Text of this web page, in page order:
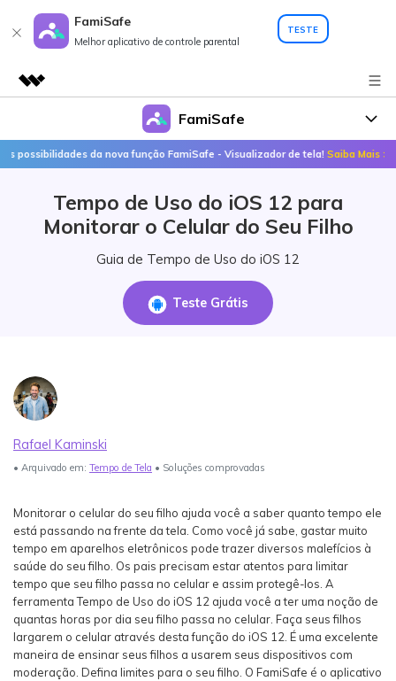
FamiSafe
Melhor aplicativo de controle parental
TESTE
Produtos em destaque
Criatividade digital com IA generativa
Negócios
Visão geral
Soluções
Sobre nós
Sala de imprensa
FamiSafe
Por que o FamiSafe
FamiSafe - Seu aliado em
Produtos
FamiSafe
FamiSafe Edu
Guias Práticos
Veja Mais >
Guia do usuário
Veja Mais >
Teste Agora
search
da nova função FamiSafe - Visualizador de tela!Saiba Mais >>
Tempo de Uso do iOS 12 para
Monitorar o Celular do Seu Filho
Guia de Tempo de Uso do iOS 12
Teste Grátis
Rafael Kaminski
• Arquivado em: Tempo de Tela • Soluções comprovadas
Monitorar o celular do seu filho ajuda você a saber quanto tempo ele
está passando na frente da tela. Como você já sabe, gastar muito
tempo em aparelhos eletrônicos pode trazer diversos malefícios à
saúde do seu filho. Os pais precisam estar atentos para limitar
tempo que seu filho passa no celular e assim protegê-los. A
ferramenta Tempo de Uso do iOS 12 ajuda você a ter uma noção de
quantas horas por dia seu filho passa no celular. Faça seus filhos
largarem o celular através desta função do iOS 12. É uma excelente
maneira de ensinar seus filhos a usarem seus dispositivos com
moderação. Defina limites para o seu filho. O FamiSafe é o aplicativo